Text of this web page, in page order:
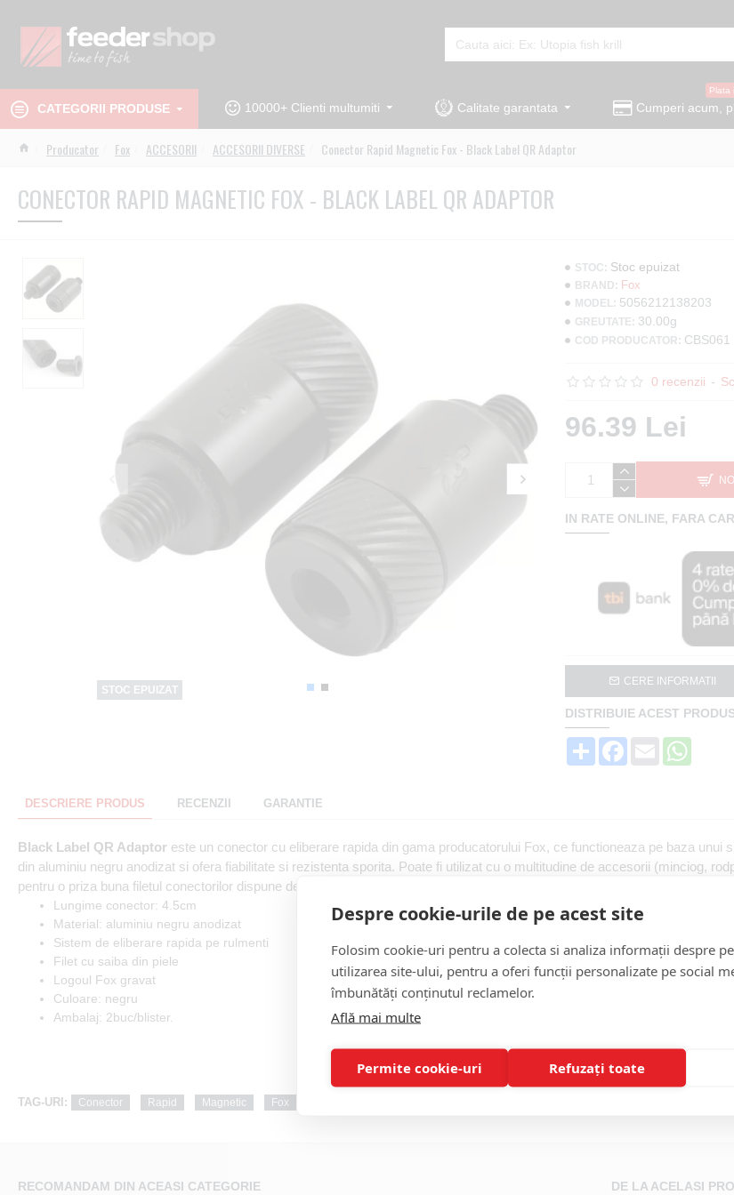
CATEGORII PRODUSE 10000+ Clienti multumiti Calitate garantata Cumperi acum,
Plata
Producator Fox ACCESORII ACCESORII DIVERSE Conector Rapid Magnetic Fox - Black Label QR Adaptor
CONECTOR RAPID MAGNETIC FOX - BLACK LABEL QR ADAPTOR
STOC EPUIZAT
STOC: Stoc epuizat
BRAND: Fox
MODEL: 5056212138203
GREUTATE: 30.00g
COD PRODUCATOR: CBS061
0 recenzii -
96.39 Lei
CERE INFORMATII
DISTRIBUIE ACEST
Share Facebook
Email
IN RATE ONLINE, FARA
DESCRIERE PRODUS RECENZII GARANTIE
Black Label QR Adaptor este un conector cu eliberare rapida din gama producatorului Fox, ce functioneaza pe baza unui
din aluminiu negru anodizat si ofera fiabilitate si rezistenta sporita. Poate fi utilizat cu o multitudine de accesorii (minciog,
pentru o priza buna filetul conectorilor dispune de o saiba din piele.
Lungime conector: 4.5cm
Material: aluminiu negru anodizat
Sistem de eliberare rapida pe rulmenti
Filet cu saiba din piele
Logoul Fox gravat
Culoare: negru
Ambalaj: 2buc/blister.
TAG-URI: Conector Rapid Magnetic Fox
RECOMANDAM DIN ACEASI CATEGORIE DE LA ACELASI
Despre cookie-urile de pe acest site
Folosim cookie-uri pentru a colecta si analiza informații despre
utilizarea site-ului, pentru a oferi funcții personalizate pe social
îmbunătăți conținutul reclamelor.
Află mai multe
Permite cookie-uri Refuzați toate